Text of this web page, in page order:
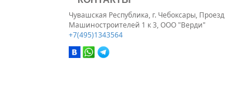
Чувашская Республика, г. Чебоксары, Проезд
Машиностроителей 1 к 3, ООО "Верди"
+7(495)1343564